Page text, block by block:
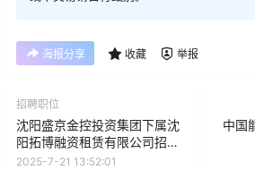
海报分享 收藏 举报
招聘职位
沈阳盛京金控投资集团下属沈
阳拓博融资租赁有限公司招聘
公告
2025-7-21 13:52:01
中国